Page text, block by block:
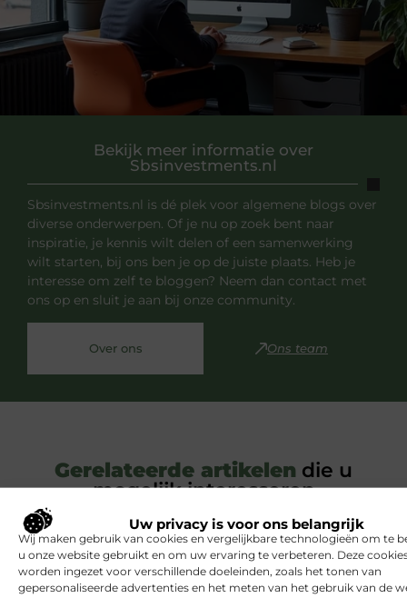
Uw privacy is voor ons belangrijk
Wij maken gebruik van cookies en vergelijkbare technologieën om te
u onze website gebruikt en om uw ervaring te verbeteren. Deze
worden ingezet voor verschillende doeleinden, zoals het tonen van
gepersonaliseerde advertenties en het meten van het gebruik van de
Bekijk meer informatie over
Sbsinvestments.nl
Sbsinvestments.nl is dé plek voor algemene blogs over
diverse onderwerpen. Of je nu op zoek bent naar
inspiratie, je kennis wilt delen of een samenwerking
wilt starten, bij ons ben je op de juiste plaats. Heb je
interesse om zelf te bloggen? Neem dan contact met
ons op en sluit je aan bij onze community.
Over ons Ons team
Gerelateerde artikelen die u
mogelijk interesseren
BEAUTY EN VERZORGING